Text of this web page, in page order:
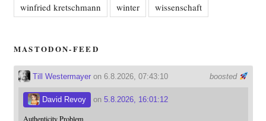
winfried kretschmann
winter wissenschaft
MASTODON-FEED
boosted
Till Westermayeron 6.8.2026, 07:43:10
David Revoy on 5.8.2026, 16:01:12
Authenticity Problem